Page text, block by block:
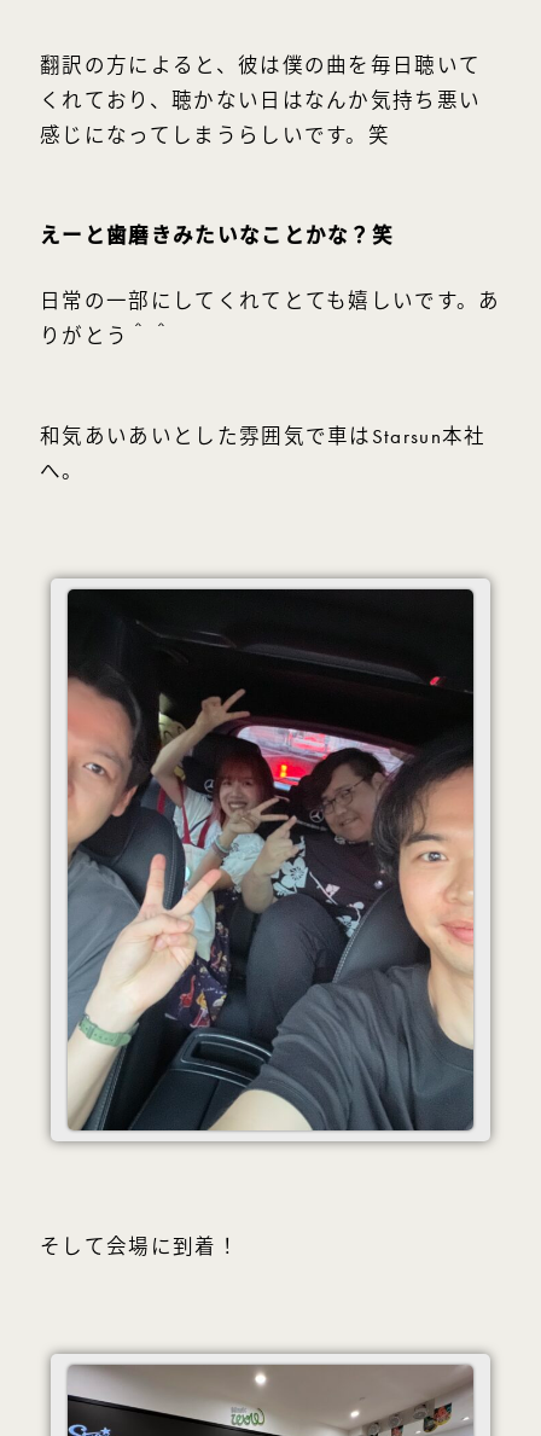
翻訳の方によると、彼は僕の曲を毎日聴いて
くれており、聴かない日はなんか気持ち悪い
感じになってしまうらしいです。笑
えーと歯磨きみたいなことかな？笑
日常の一部にしてくれてとても嬉しいです。あ
りがとう＾＾
和気あいあいとした雰囲気で車はStarsun本社
へ。
そして会場に到着！